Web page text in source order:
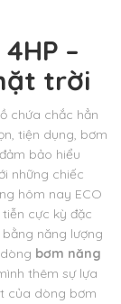
–
trời
chứa chắc hẳn
tiện dụng, bơm
bảo hiểu
những chiếc
hôm nay ECO
cực kỳ đặc
năng lượng
bơm năng
thêm sự lựa
của dòng bơm